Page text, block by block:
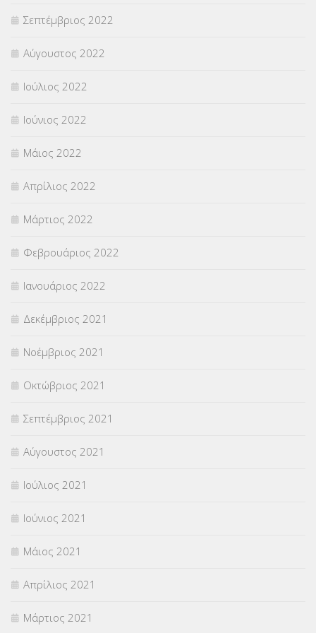
Σεπτέμβριος 2022
Αύγουστος 2022
Ιούλιος 2022
Ιούνιος 2022
Μάιος 2022
Απρίλιος 2022
Μάρτιος 2022
Φεβρουάριος 2022
Ιανουάριος 2022
Δεκέμβριος 2021
Νοέμβριος 2021
Οκτώβριος 2021
Σεπτέμβριος 2021
Αύγουστος 2021
Ιούλιος 2021
Ιούνιος 2021
Μάιος 2021
Απρίλιος 2021
Μάρτιος 2021